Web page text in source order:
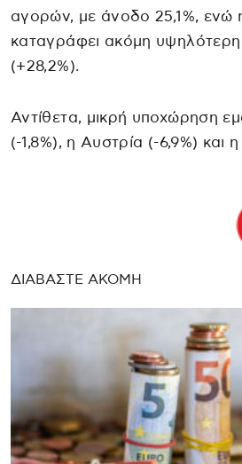
αγορών, με άνοδο 25,1%, ενώ
καταγράφει ακόμη
(+28,2%).
Αντίθετα, μικρή υποχώρηση
(-1,8%), η Αυστρία (-6,9%) και
ΔΙΑΒΑΣΤΕ ΑΚΟΜΗ